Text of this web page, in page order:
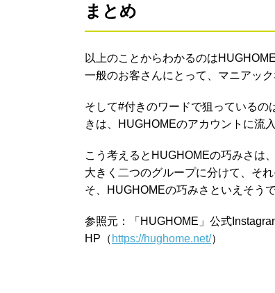
まとめ
以上のことからわかるのは
一般のお客さんにとって、マニアッ
そして#付きのワードで狙っている
きは、HUGHOMEのアカウントに流
こう考えるとHUGHOMEの巧みさは
大きく二つのグループに分けて、そ
そ、HUGHOMEの巧みさといえそうで
参照元：「HUGHOME」公式
HP（ https://hughome.net/）